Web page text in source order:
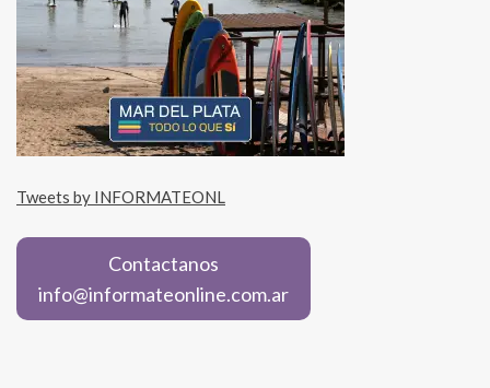
Tweets by INFORMATEONL
Contactanos
info@informateonline.com.ar